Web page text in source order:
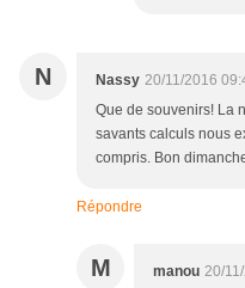
N Nassy 20/11/2016
Que de souvenirs! La
savants calculs nous
compris. Bon
Répondre
M manou 20/